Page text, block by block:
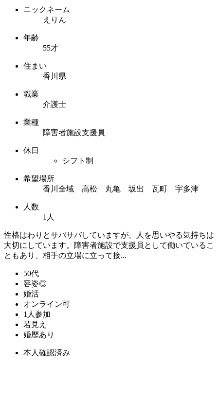
ニックネーム
えりん
年齢
55才
住まい
香川県
職業
介護士
業種
障害者施設支援員
休日
シフト制
希望場所
香川全域 高松 丸亀 坂出 瓦町 宇多津
人数
1人
性格はわりとサバサバしていますが、人を思いやる気持ちは
大切にしています。障害者施設で支援員として働いているこ
ともあり、相手の立場に立って接...
50代
容姿◎
婚活
オンライン可
1人参加
若見え
婚歴あり
本人確認済み